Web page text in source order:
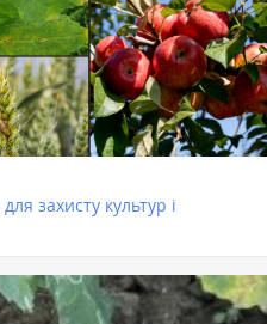
захисту культур і